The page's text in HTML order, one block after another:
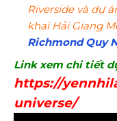
Riverside và dự
khai Hải Giang
Richmond Quy
Link xem chi tiết
https://
universe/